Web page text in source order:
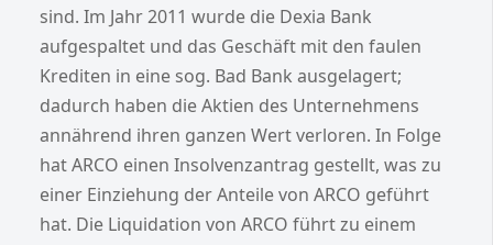
sind. Im Jahr 2011 wurde die Dexia Bank
aufgespaltet und das Geschäft mit den faulen
Krediten in eine sog. Bad Bank ausgelagert;
dadurch haben die Aktien des Unternehmens
annährend ihren ganzen Wert verloren. In Folge
hat ARCO einen Insolvenzantrag gestellt, was zu
einer Einziehung der Anteile von ARCO geführt
hat. Die Liquidation von ARCO führt zu einem